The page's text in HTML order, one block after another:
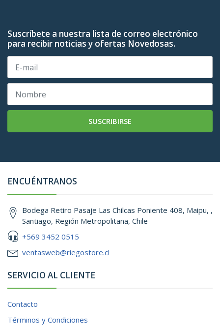
Suscríbete a nuestra lista de correo electrónico
para recibir noticias y ofertas Novedosas.
SUSCRIBIRSE
ENCUÉNTRANOS
Bodega Retiro Pasaje Las Chilcas Poniente 408, Maipu, ,
Santiago, Región Metropolitana, Chile
+569 3452 0515
ventasweb@riegostore.cl
SERVICIO AL CLIENTE
Contacto
Términos y Condiciones